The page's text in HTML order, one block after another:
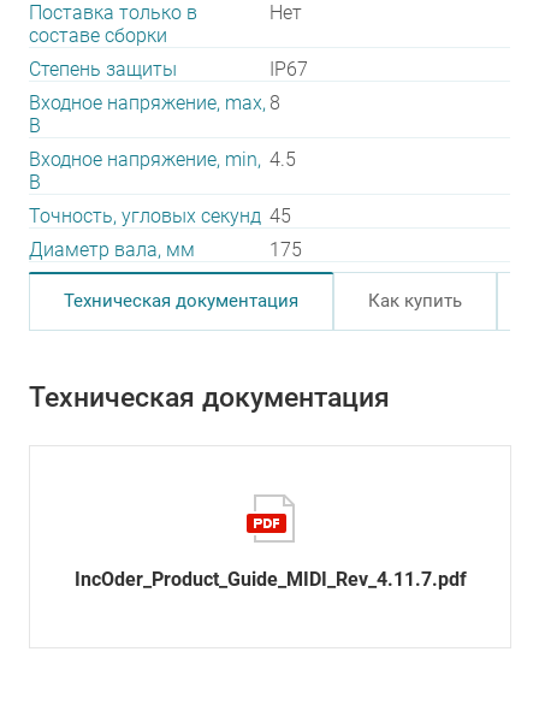
Поставка только в
составе сборки
Нет
Степень защиты
IP67
Входное напряжение, max,
В
8
Входное напряжение, min,
В
4.5
Точность, угловых секунд 45
Диаметр вала, мм
175
Техническая документация Как купить
Техническая документация
IncOder_Product_Guide_MIDI_Rev_4.11.7.pdf